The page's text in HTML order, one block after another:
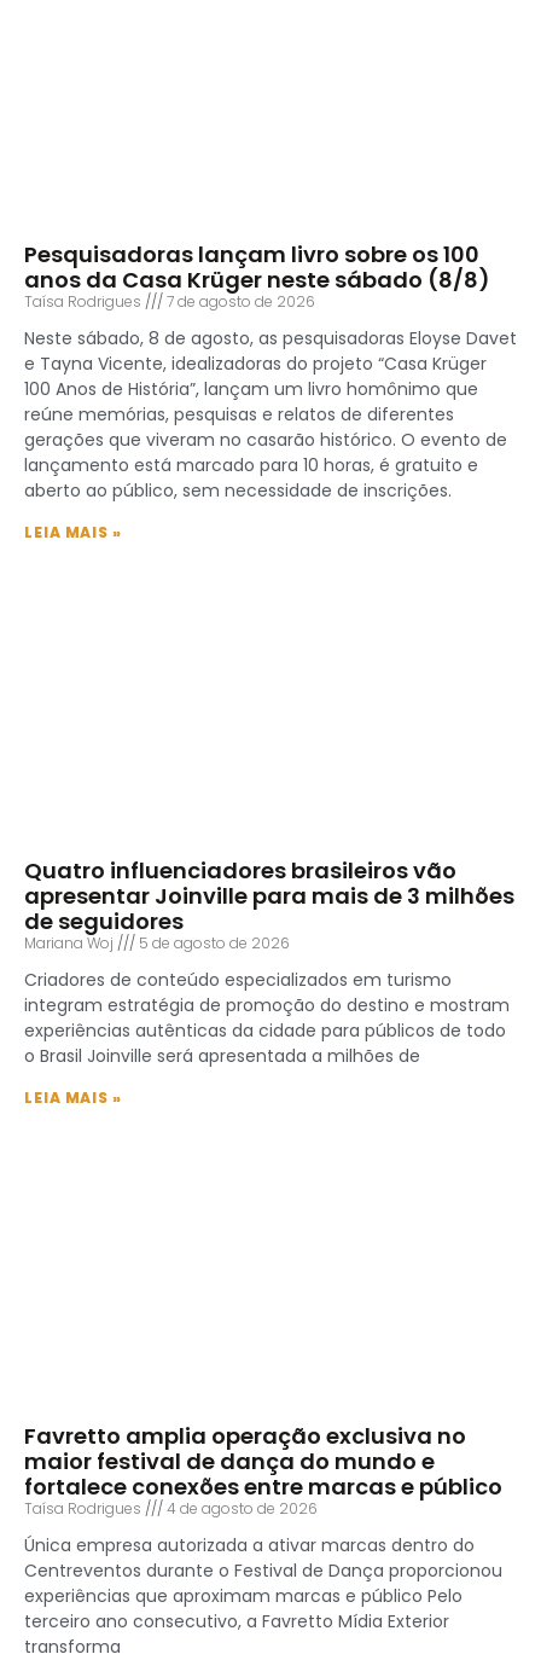
Pesquisadoras lançam livro sobre os 100
anos da Casa Krüger neste sábado (8/8)
Taísa Rodrigues 7 de agosto de 2026
Neste sábado, 8 de agosto, as pesquisadoras Eloyse Davet
e Tayna Vicente, idealizadoras do projeto “Casa Krüger
100 Anos de História”, lançam um livro homônimo que
reúne memórias, pesquisas e relatos de diferentes
gerações que viveram no casarão histórico. O evento de
lançamento está marcado para 10 horas, é gratuito e
aberto ao público, sem necessidade de inscrições.
LEIA MAIS »
Quatro influenciadores brasileiros vão
apresentar Joinville para mais de 3 milhões
de seguidores
Mariana Woj 5 de agosto de 2026
Criadores de conteúdo especializados em turismo
integram estratégia de promoção do destino e mostram
experiências autênticas da cidade para públicos de todo
o Brasil Joinville será apresentada a milhões de
LEIA MAIS »
Favretto amplia operação exclusiva no
maior festival de dança do mundo e
fortalece conexões entre marcas e público
Taísa Rodrigues 4 de agosto de 2026
Única empresa autorizada a ativar marcas dentro do
Centreventos durante o Festival de Dança proporcionou
experiências que aproximam marcas e público Pelo
terceiro ano consecutivo, a Favretto Mídia Exterior
transforma